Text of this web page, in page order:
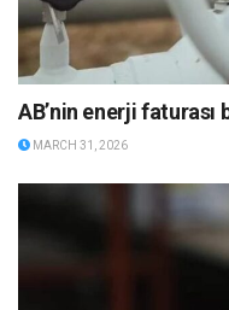
AB’nin enerji
MARCH 31, 2026